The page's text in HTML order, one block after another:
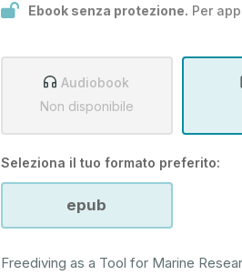
Ebook senza protezione. Per
Audiobook
Non disponibile
Seleziona il tuo formato preferito:
epub
Freediving as a Tool for Marine